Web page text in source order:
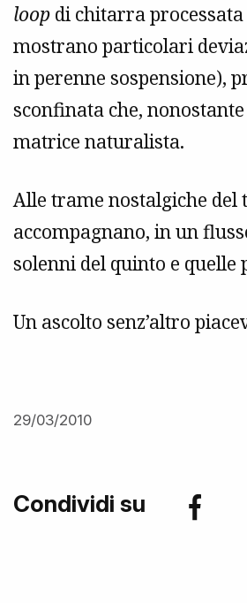
loop di chitarra
mostrano particolari
in perenne sospensione),
sconfinata che,
matrice naturalista.
Alle trame nostalgiche del
accompagnano, in un
solenni del quinto e quelle
Un ascolto senz’altro
29/03/2010
Condividi su